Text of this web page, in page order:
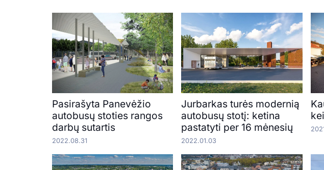
Pasirašyta Panevėžio
autobusų stoties rangos
darbų sutartis
2022.08.31
Jurbarkas turės modernią
autobusų stotį: ketina
pastatyti per 16 mėnesių
2022.01.03